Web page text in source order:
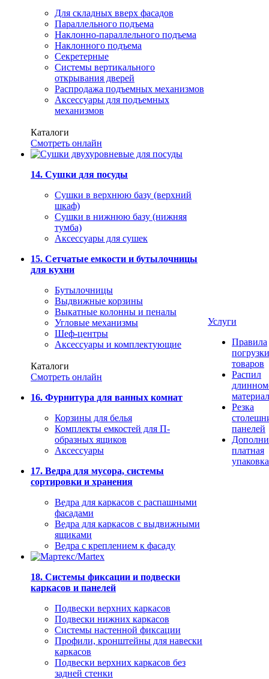
Для складных вверх фасадов
Параллельного подъема
Наклонно-параллельного подъема
Наклонного подъема
Секретерные
Системы вертикального
открывания дверей
Распродажа подъемных механизмов
Аксессуары для подъемных
механизмов
Каталоги
Смотреть онлайн
14. Сушки для посуды
Сушки в верхнюю базу (верхний
шкаф)
Сушки в нижнюю базу (нижняя
тумба)
Аксессуары для сушек
15. Сетчатые емкости и бутылочницы
для кухни
Бутылочницы
Выдвижные корзины
Выкатные колонны и пеналы
Угловые механизмы
Шеф-центры
Аксессуары и комплектующие
Каталоги
Смотреть онлайн
16. Фурнитура для ванных комнат
Корзины для белья
Комплекты емкостей для П-
образных ящиков
Аксессуары
17. Ведра для мусора, системы
сортировки и хранения
Ведра для каркасов с распашными
фасадами
Ведра для каркасов с выдвижными
ящиками
Ведра с креплением к фасаду
18. Системы фиксации и подвески
каркасов и панелей
Подвески верхних каркасов
Подвески нижних каркасов
Системы настенной фиксации
Профили, кронштейны для навески
каркасов
Подвески верхних каркасов без
задней стенки
Услуги
Правила
погрузки
товаров
Распил
Резка
панелей
платная
упаковка